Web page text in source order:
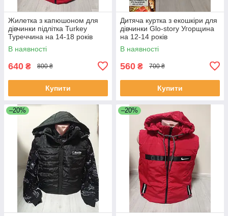
Жилетка з капюшоном для
дівчинки підлітка Turkey
Туреччина на 14-18 років
В наявності
640 ₴ 800 ₴
Купити
Дитяча куртка з екошкіри для
дівчинки Glo-story Угорщина
на 12-14 років
В наявності
560 ₴ 700 ₴
Купити
–20% –20%